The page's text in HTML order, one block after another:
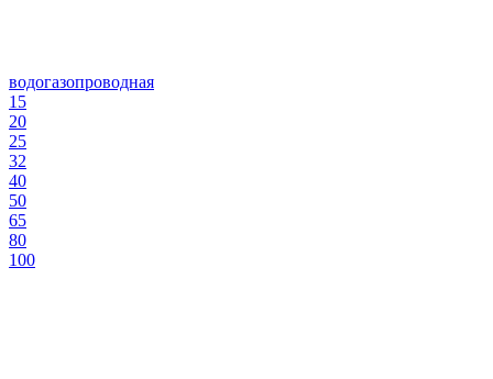
водогазопроводная
15
20
25
32
40
50
65
80
100